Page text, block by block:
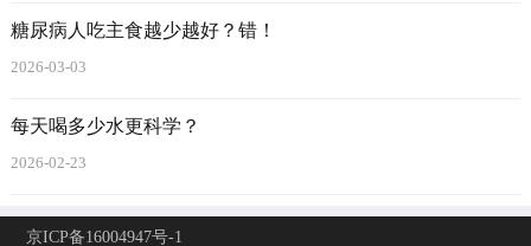
糖尿病人吃主食越少越好？错！
2026-03-03
每天喝多少水更科学？
2026-02-23
京ICP备16004947号-1